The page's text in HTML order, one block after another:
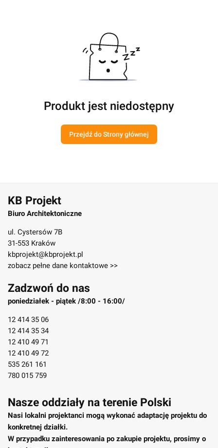
Produkt jest niedostępny
Przejdź do Strony głównej
KB Projekt
Biuro Architektoniczne
ul. Cystersów 7B
31-553 Kraków
kbprojekt@kbprojekt.pl
zobacz pełne dane kontaktowe >>
Zadzwoń do nas
poniedziałek - piątek /8:00 - 16:00/
12 414 35 06
12 414 35 34
12 410 49 71
12 410 49 72
535 261 161
780 015 759
Nasze oddziały na terenie Polski
Nasi lokalni projektanci mogą wykonać adaptację projektu do
konkretnej działki.
W przypadku zainteresowania po zakupie projektu, prosimy o